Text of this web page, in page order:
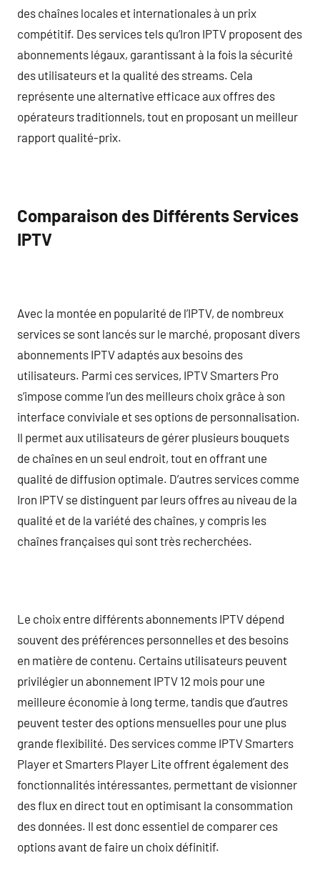
des chaînes locales et internationales à un prix
compétitif. Des services tels qu’Iron IPTV proposent des
abonnements légaux, garantissant à la fois la sécurité
des utilisateurs et la qualité des streams. Cela
représente une alternative efficace aux offres des
opérateurs traditionnels, tout en proposant un meilleur
rapport qualité-prix.
Comparaison des Différents Services
IPTV
Avec la montée en popularité de l’IPTV, de nombreux
services se sont lancés sur le marché, proposant divers
abonnements IPTV adaptés aux besoins des
utilisateurs. Parmi ces services, IPTV Smarters Pro
s’impose comme l’un des meilleurs choix grâce à son
interface conviviale et ses options de personnalisation.
Il permet aux utilisateurs de gérer plusieurs bouquets
de chaînes en un seul endroit, tout en offrant une
qualité de diffusion optimale. D’autres services comme
Iron IPTV se distinguent par leurs offres au niveau de la
qualité et de la variété des chaînes, y compris les
chaînes françaises qui sont très recherchées.
Le choix entre différents abonnements IPTV dépend
souvent des préférences personnelles et des besoins
en matière de contenu. Certains utilisateurs peuvent
privilégier un abonnement IPTV 12 mois pour une
meilleure économie à long terme, tandis que d’autres
peuvent tester des options mensuelles pour une plus
grande flexibilité. Des services comme IPTV Smarters
Player et Smarters Player Lite offrent également des
fonctionnalités intéressantes, permettant de visionner
des flux en direct tout en optimisant la consommation
des données. Il est donc essentiel de comparer ces
options avant de faire un choix définitif.